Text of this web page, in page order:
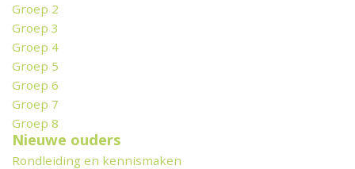
Groep 2
Groep 3
Groep 4
Groep 5
Groep 6
Groep 7
Groep 8
Nieuwe ouders
Rondleiding en kennismaken